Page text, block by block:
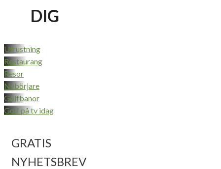
DIG
Utrustning
Restaurang
Resor
Nybörjare
Golfbanor
Golf på tv idag
GRATIS
NYHETSBREV